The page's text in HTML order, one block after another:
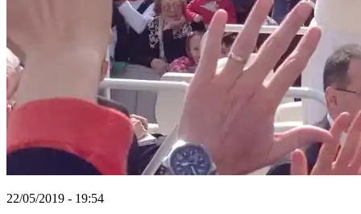
22/05/2019 - 19:54